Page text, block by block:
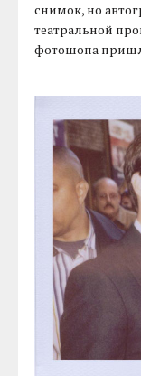
снимок, но
театральной
фотошопа